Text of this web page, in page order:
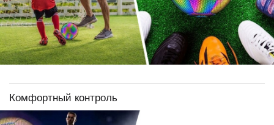
Комфортный контроль